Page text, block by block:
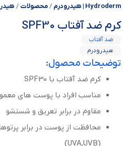
Hydroderm | هیدرودرم /محصولات /
كرم ضد آفتاب SPF30
ضد آفتاب
هیدرودرم
توضیحات محصول:
کرم ضد آفتاب با SPF30
مناسب افراد با پوست های
مقاوم در برابر تعریق و شستشو
محافظت از پوست در برابر
(UVA,UVB)